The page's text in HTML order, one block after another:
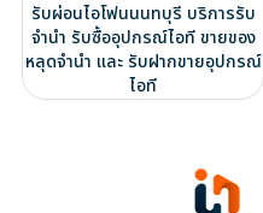
รับผ่อนไอโฟนนนทบุรี บริการรับ
จำนำ รับซื้ออุปกรณ์ไอที ขายของ
หลุดจำนำ และ รับฝากขายอุปกรณ์
ไอที